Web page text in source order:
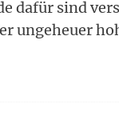
dafür sind
ungeheuer